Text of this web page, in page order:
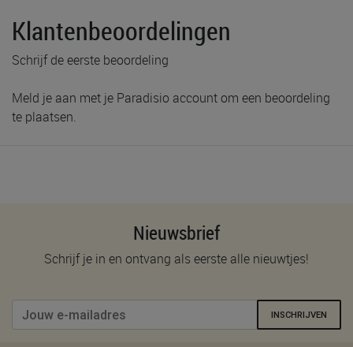
Klantenbeoordelingen
Schrijf de eerste beoordeling
Meld je aan met je Paradisio account om een beoordeling
te plaatsen.
Nieuwsbrief
Schrijf je in en ontvang als eerste alle nieuwtjes!
INSCHRIJVEN